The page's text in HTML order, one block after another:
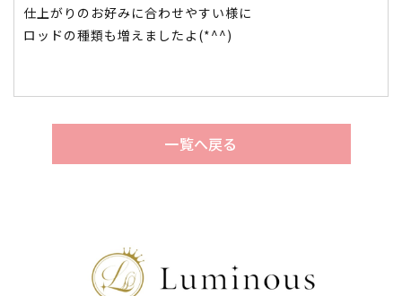
仕上がりのお好みに合わせやすい様に
ロッドの種類も増えましたよ(*^^)
一覧へ戻る